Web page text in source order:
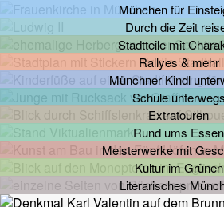
München für
Durch die Zeit
Stadtteile mit
Rallyes & mehr
Münchner Kindl
Schule unterwegs
Extratouren
Rund ums Essen
Meisterwerke mit
Kultur im Grünen
Literarisches